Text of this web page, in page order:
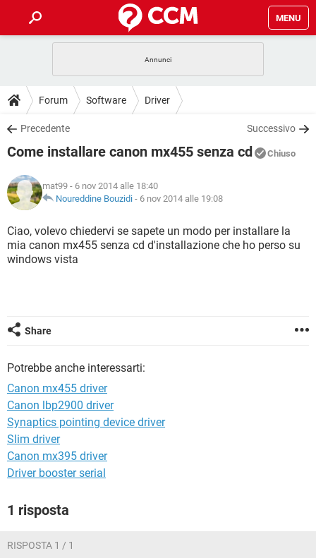
MENU
INTRATTENIMENTO ANDROID
iOS
INSTAGRAM WHATSAPP
TIKTOK
HARDWARE
GUIDE
COVID-19 GAMING
INSTAGRAM
TIKTOK
HARDWARE
DOWNLOAD
COVID-19 GAMING
INTRATTENIMENTO
iOS WINDOWS 10
INSTAGRAM WHATSAPP
TIKTOK FACEBOOK
COVID-19
INTRATTENIMENTO
iOS WINDOWS 10
INSTAGRAM
GLOSSARIO
COVID-19
INTRATTENIMENTO ANDROID
TIKTOK
Forum Software Driver
Precedente Successivo
Come installare canon mx455 senza cd Chiuso
mat99 - 6 nov 2014 alle 18:40
Noureddine Bouzidi - 6 nov 2014 alle 19:08
Ciao, volevo chiedervi se sapete un modo per installare la
mia canon mx455 senza cd d'installazione che ho perso su
windows vista
Share
Potrebbe anche interessarti:
Canon mx455 driver
Canon lbp2900 driver
Synaptics pointing device driver
Slim driver
Canon mx395 driver
Driver booster serial
1 risposta
RISPOSTA 1 / 1